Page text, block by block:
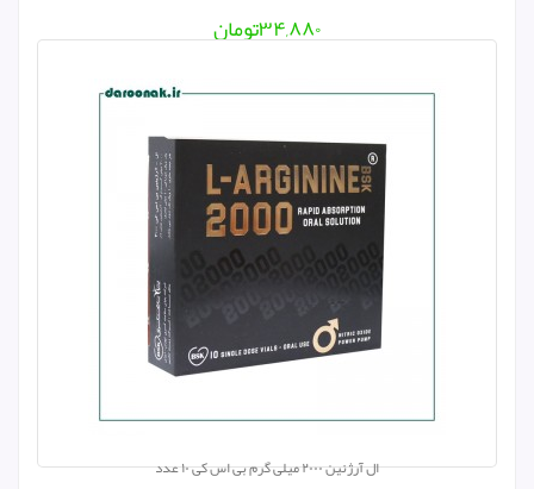
۳۴,۸۸۰تومان
ال آرژنین ۲۰۰۰ میلی گرم بی اس کی ۱۰ عدد